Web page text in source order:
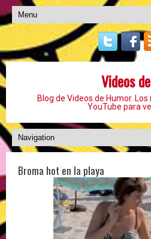
Videos
Blog de Videos de Humor.
YouTube para
Broma hot en la playa